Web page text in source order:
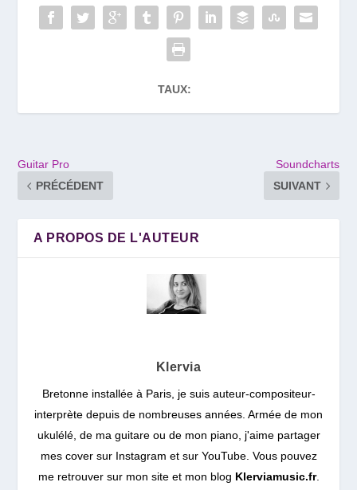
TAUX:
Guitar Pro
PRÉCÉDENT
Soundcharts
SUIVANT
A PROPOS DE L'AUTEUR
Klervia
Bretonne installée à Paris, je suis auteur-compositeur-
interprète depuis de nombreuses années. Armée de mon
ukulélé, de ma guitare ou de mon piano, j'aime partager
mes cover sur Instagram et sur YouTube. Vous pouvez
me retrouver sur mon site et mon blog Klerviamusic.fr.